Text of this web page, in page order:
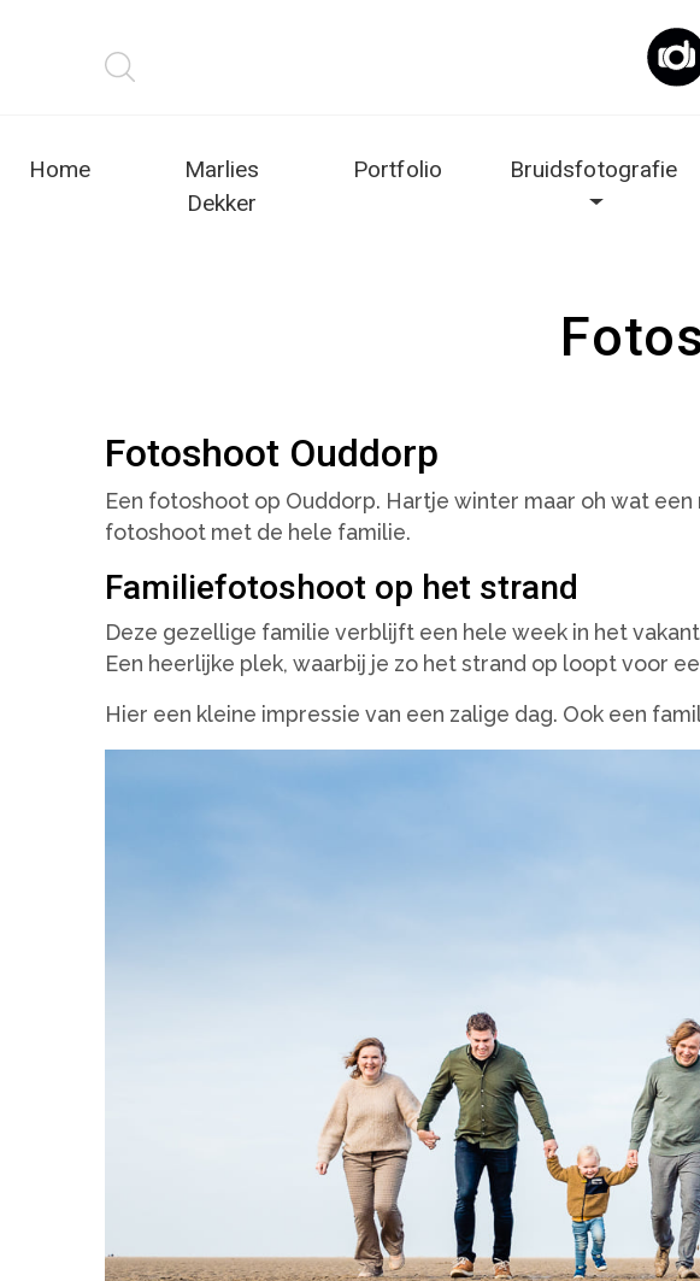
Home
Marlies
Dekker
Portfolio Bruidsfotografie
Fotoshoot Ouddorp
Een fotoshoot op Ouddorp. Hartje winter maar oh wat
fotoshoot met de hele familie.
Familiefotoshoot op het strand
Deze gezellige familie verblijft een hele week in het
Een heerlijke plek, waarbij je zo het strand op loopt voor
Hier een kleine impressie van een zalige dag. Ook een